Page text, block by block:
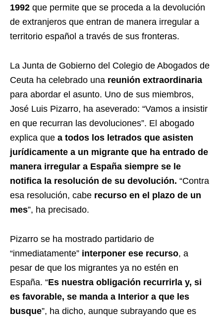
1992 que permite que se proceda a la devolución
de extranjeros que entran de manera irregular a
territorio español a través de sus fronteras.
La Junta de Gobierno del Colegio de Abogados de
Ceuta ha celebrado una reunión extraordinaria
para abordar el asunto. Uno de sus miembros,
José Luis Pizarro, ha aseverado: “Vamos a insistir
en que recurran las devoluciones”. El abogado
explica que a todos los letrados que asisten
jurídicamente a un migrante que ha entrado de
manera irregular a España siempre se le
notifica la resolución de su devolución. “Contra
esa resolución, cabe recurso en el plazo de un
mes”, ha precisado.
Pizarro se ha mostrado partidario de
“inmediatamente” interponer ese recurso, a
pesar de que los migrantes ya no estén en
España. “Es nuestra obligación recurrirla y, si
es favorable, se manda a Interior a que les
busque”, ha dicho, aunque subrayando que es